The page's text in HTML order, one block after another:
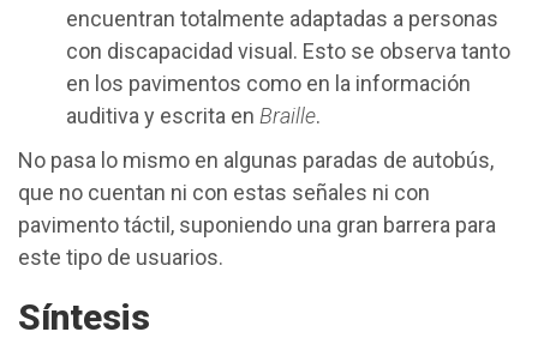
encuentran totalmente adaptadas a personas
con discapacidad visual. Esto se observa tanto
en los pavimentos como en la información
auditiva y escrita en Braille.
No pasa lo mismo en algunas paradas de autobús,
que no cuentan ni con estas señales ni con
pavimento táctil, suponiendo una gran barrera para
este tipo de usuarios.
Síntesis